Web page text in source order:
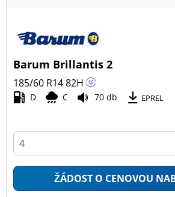
Barum Brillantis 2
185/60 R1482H
D C 70 db EPREL
ŽÁDOST O CENOVOU